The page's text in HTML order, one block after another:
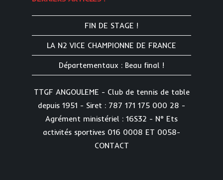
FIN DE STAGE !
LA N2 VICE CHAMPIONNE DE FRANCE
Départementaux : Beau final !
TTGF ANGOULEME - Club de tennis de table
depuis 1951 - Siret : 787 171 175 000 28 -
Agrément ministériel : 16S32 - N° Ets
activités sportives 016 0008 ET 0058-
CONTACT